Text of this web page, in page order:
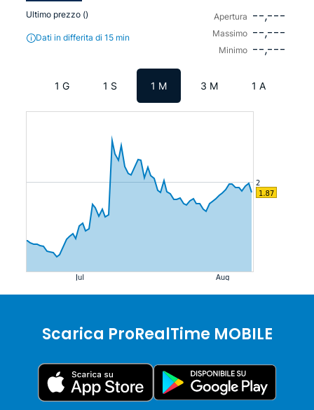
Ultimo prezzo ()
Dati in differita di 15 min
Apertura --,---
Massimo --,---
Minimo --,---
1 G 1 S 1 M 3 M 1 A
Scarica ProRealTime MOBILE